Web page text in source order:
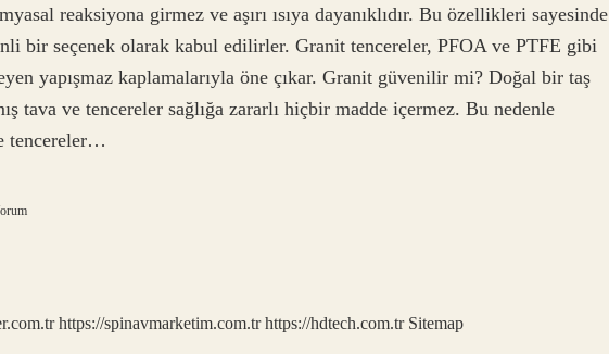
reaksiyona girmez ve aşırı ısıya dayanıklıdır. Bu özellikleri sayesinde
bir seçenek olarak kabul edilirler. Granit tencereler, PFOA ve PTFE gibi
yapışmaz kaplamalarıyla öne çıkar. Granit güvenilir mi? Doğal bir taş
tava ve tencereler sağlığa zararlı hiçbir madde içermez. Bu nedenle
tencereler…
https://spinavmarketim.com.tr https://hdtech.com.tr Sitemap